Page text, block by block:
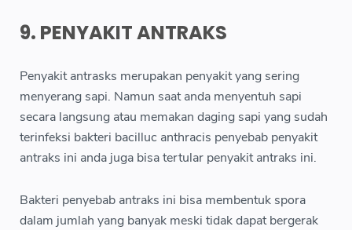
9. PENYAKIT ANTRAKS
Penyakit antrasks merupakan penyakit yang sering
menyerang sapi. Namun saat anda menyentuh sapi
secara langsung atau memakan daging sapi yang sudah
terinfeksi bakteri bacilluc anthracis penyebab penyakit
antraks ini anda juga bisa tertular penyakit antraks ini.
Bakteri penyebab antraks ini bisa membentuk spora
dalam jumlah yang banyak meski tidak dapat bergerak